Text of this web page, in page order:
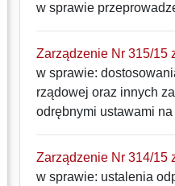
w sprawie
Zarządzenie Nr 315/15
w sprawie:
rządowej oraz innych
odrębnymi ustawami
Zarządzenie Nr 314/15
w sprawie: ustalenia